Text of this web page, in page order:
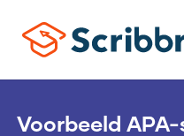
Voorbeeld